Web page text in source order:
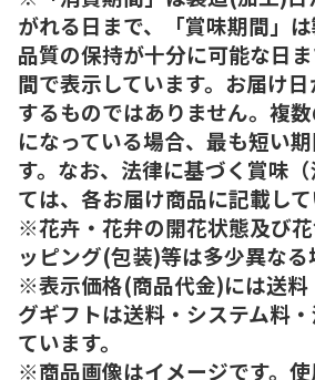
がれる日まで、「賞味期間」
品質の保持が十分に可能な日
間で表示しています。お届け
するものではありません。複
になっている場合、最も短い
す。なお、法律に基づく賞味
ては、各お届け商品に記載して
※花卉・花弁の開花状態及び
ッピング(包装)等は多少異なる
※表示価格(商品代金)には送料
グギフトは送料・システム料
ています。
※商品画像はイメージです。